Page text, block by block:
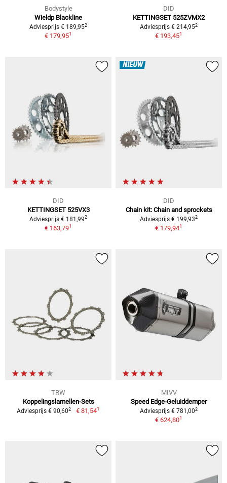
Bodystyle
Wieldp Blackline
Adviesprijs € 189,952
€ 179,951
DID
KETTINGSET 525ZVMX2
Adviesprijs € 214,952
€ 193,451
DID
KETTINGSET 525VX3
Adviesprijs € 181,992
€ 163,791
NIEUW
DID
Chain kit: Chain and sprockets
Adviesprijs € 199,932
€ 179,941
TRW
Koppelingslamellen-Sets
Adviesprijs € 90,602 € 81,541
MIVV
Speed Edge-Geluiddemper
Adviesprijs € 781,002
€ 624,801